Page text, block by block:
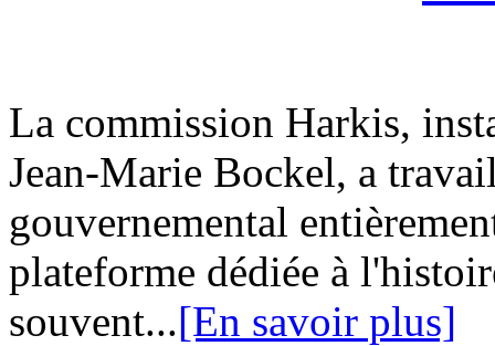
La commission Harkis,
Jean-Marie Bockel, a
gouvernemental
plateforme dédiée à
souvent...[En savoir plus]